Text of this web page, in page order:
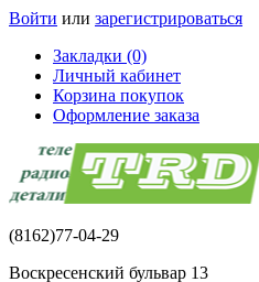
Войти или зарегистрироваться
Закладки (0)
Личный кабинет
Корзина покупок
Оформление заказа
(8162)77-04-29
Воскресенский бульвар 13